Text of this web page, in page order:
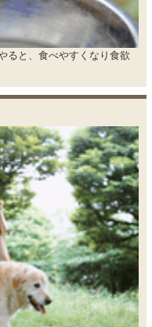
ると、食べやすくなり食欲